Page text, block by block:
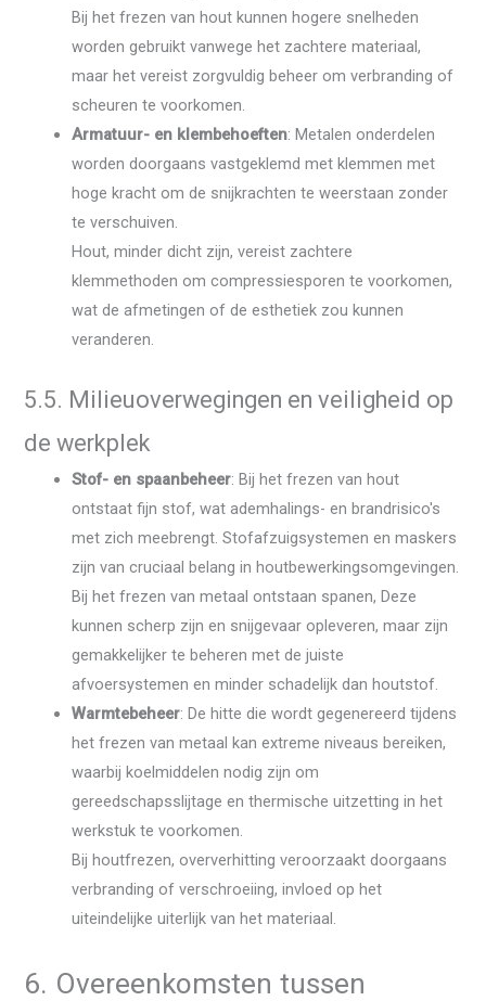
Bij het frezen van hout kunnen hogere snelheden
worden gebruikt vanwege het zachtere materiaal,
maar het vereist zorgvuldig beheer om verbranding of
scheuren te voorkomen.
Armatuur- en klembehoeften: Metalen onderdelen
worden doorgaans vastgeklemd met klemmen met
hoge kracht om de snijkrachten te weerstaan ​​zonder
te verschuiven.
Hout, minder dicht zijn, vereist zachtere
klemmethoden om compressiesporen te voorkomen,
wat de afmetingen of de esthetiek zou kunnen
veranderen.
5.5. Milieuoverwegingen en veiligheid op
de werkplek
Stof- en spaanbeheer: Bij het frezen van hout
ontstaat fijn stof, wat ademhalings- en brandrisico's
met zich meebrengt. Stofafzuigsystemen en maskers
zijn van cruciaal belang in houtbewerkingsomgevingen.
Bij het frezen van metaal ontstaan ​​spanen, Deze
kunnen scherp zijn en snijgevaar opleveren, maar zijn
gemakkelijker te beheren met de juiste
afvoersystemen en minder schadelijk dan houtstof.
Warmtebeheer: De hitte die wordt gegenereerd tijdens
het frezen van metaal kan extreme niveaus bereiken,
waarbij koelmiddelen nodig zijn om
gereedschapsslijtage en thermische uitzetting in het
werkstuk te voorkomen.
Bij houtfrezen, oververhitting veroorzaakt doorgaans
verbranding of verschroeiing, invloed op het
uiteindelijke uiterlijk van het materiaal.
6. Overeenkomsten tussen